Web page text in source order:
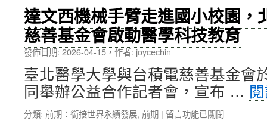
慧
校
園
節
電
逾
300
萬
中
週」
盛
大
登
場，
攜
手
社
打
大
114
學
年
度
傑
出
校
友，
由
達文西機械手臂走進國小校園，
慈善基金會啟動醫學科技教育
發佈日期:2026-04-15，作者: joycechin
臺北醫學大學與台積電慈善基金會
同舉辦公益合作記者會，宣布 …
分類: 前期：銜接世界永續發展, 前期 | 在
留言功能已關閉